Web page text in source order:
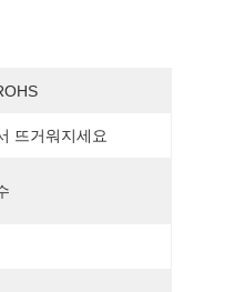
뜨거워지세요